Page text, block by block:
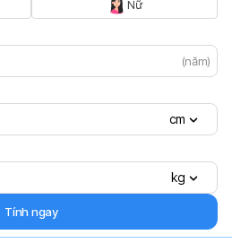
Nữ
(năm)
cm
kg
Tính ngay